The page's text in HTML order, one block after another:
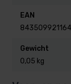
3 delig
Materiaal is
Druk: 10 bar
EAN
Gewicht
0,05 kg